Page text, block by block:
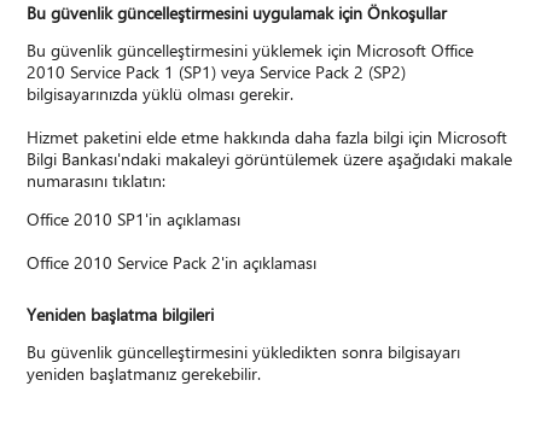
Bu güvenlik güncelleştirmesini uygulamak için Önkoşullar
Bu güvenlik güncelleştirmesini yüklemek için Microsoft Office
2010 Service Pack 1 (SP1) veya Service Pack 2 (SP2)
bilgisayarınızda yüklü olması gerekir.
Hizmet paketini elde etme hakkında daha fazla bilgi için Microsoft
Bilgi Bankası'ndaki makaleyi görüntülemek üzere aşağıdaki makale
numarasını tıklatın:
Office 2010 SP1'in açıklaması
Office 2010 Service Pack 2'in açıklaması
Yeniden başlatma bilgileri
Bu güvenlik güncelleştirmesini yükledikten sonra bilgisayarı
yeniden başlatmanız gerekebilir.